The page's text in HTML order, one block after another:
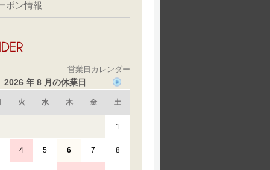
ポン情報
営業日カレンダー
2026 年 8 月の休業日
火 水 木 金 土
1
4 5 6 7 8